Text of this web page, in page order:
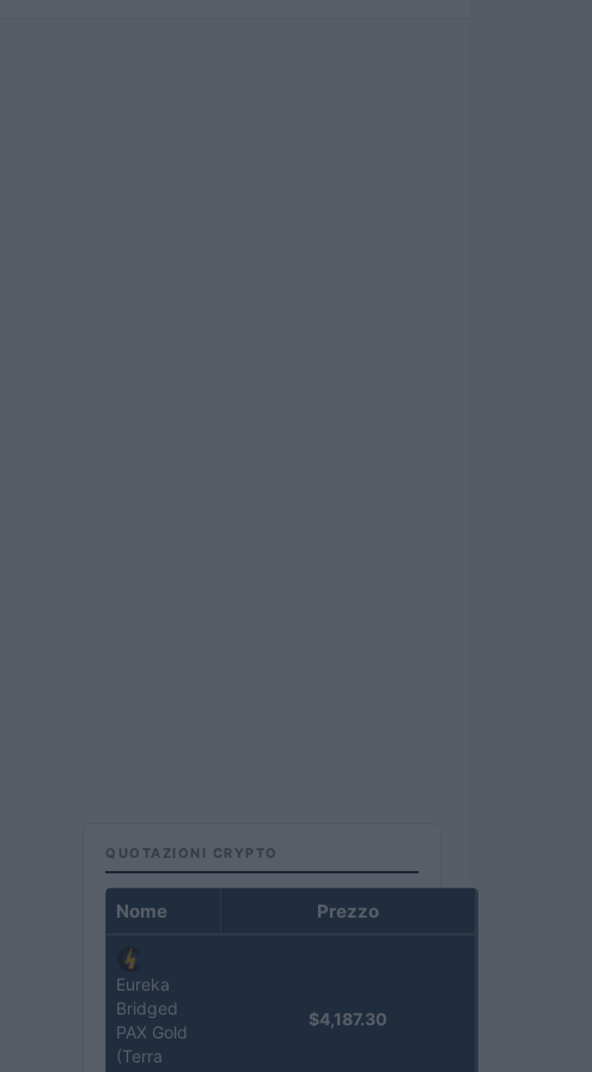
QUOTAZIONI CRYPTO
Nome Prezzo
Eureka
Bridged
PAX Gold
(Terra
$4,187.30